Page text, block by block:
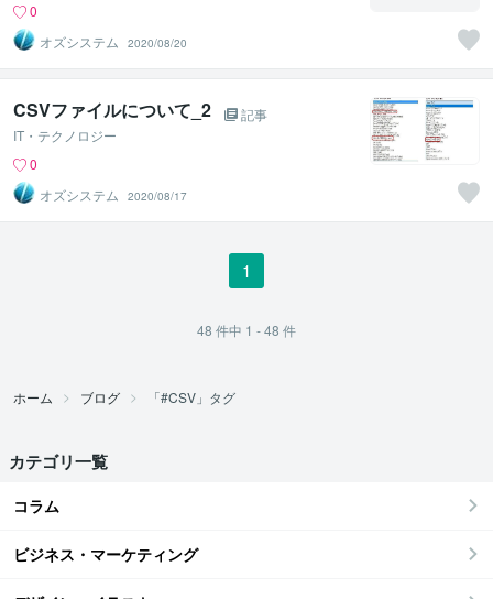
0
オズシステム
2020/08/20
CSVファイルについて_2
記事
IT・テクノロジー
0
オズシステム
2020/08/17
1
48 件中 1 - 48 件
ホーム ブログ 「#CSV」タグ
カテゴリ一覧
コラム
ビジネス・マーケティング